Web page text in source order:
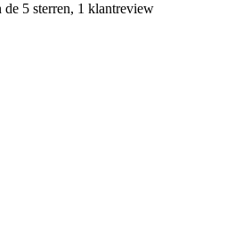
5 sterren, 1 klantreview